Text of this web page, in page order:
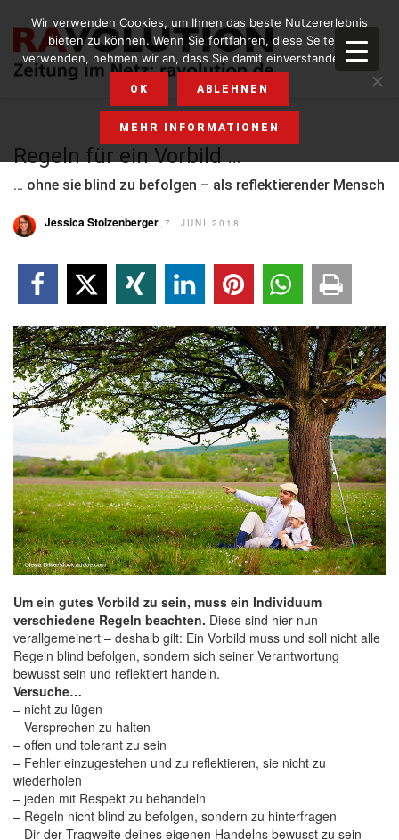
Regeln für ein Vorbild …
… ohne sie blind zu befolgen – als reflektierender Mensch
Jessica Stolzenberger ,7. JUNI 2018
Um ein gutes Vorbild zu sein, muss ein Individuum
verschiedene Regeln beachten. Diese sind hier nun
verallgemeinert – deshalb gilt: Ein Vorbild muss und soll nicht alle
Regeln blind befolgen, sondern sich seiner Verantwortung
bewusst sein und reflektiert handeln.
Versuche…
– nicht zu lügen
– Versprechen zu halten
– offen und tolerant zu sein
– Fehler einzugestehen und zu reflektieren, sie nicht zu
wiederholen
– jeden mit Respekt zu behandeln
– Regeln nicht blind zu befolgen, sondern zu hinterfragen
– Dir der Tragweite deines eigenen Handelns bewusst zu sein
Wir verwenden Cookies, um Ihnen das beste Nutzererlebnis
bieten zu können. Wenn Sie fortfahren, diese Seite zu
verwenden, nehmen wir an, dass Sie damit einverstanden sind.
OK ABLEHNEN
MEHR INFORMATIONEN